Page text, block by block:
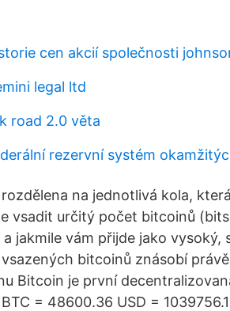
cen akcií společnosti
legal ltd
road 2.0 věta
rezervní systém
rozdělena na jednotlivá kola,
vsadit určitý počet bitcoinů
jakmile vám přijde jako
bitcoinů znásobí
Bitcoin je první
= 48600.36 USD =